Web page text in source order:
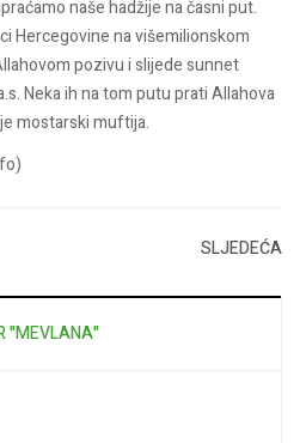
naše hadžije na časni put.
Hercegovine na višemilionskom
pozivu i slijede sunnet
Neka ih na tom putu prati Allahova
mostarski muftija.
SLJEDEĆA
"MEVLANA"